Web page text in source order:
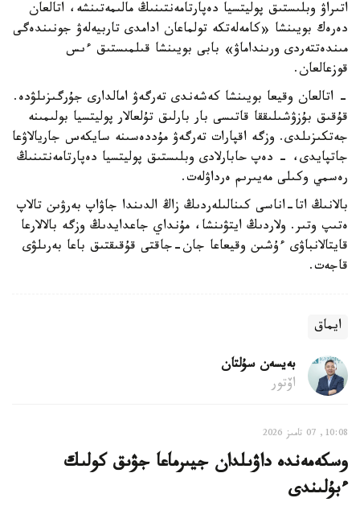
اتىراۋ وبلىستىق پوليتسيا دەپارتامەنتىنىڭ مالىمەتىنشە، اتالعان
دەرەك بويىنشا «كامەلەتكە تولماعان ادامدى تاربيەلەۋ جونىندەگى
مىندەتتەردى ورىنداماۋ» بابى بويىنشا قىلمىستىق ءىس
قوزعالعان.
- اتالعان وقيعا بويىنشا كەشەندى تەرگەۋ امالدارى جۇرگىزىلۋدە.
قۇقىق بۇزۋشىلىققا قاتىسى بار بارلىق تۇلعالار پوليتسيا بولىمىنە
جەتكىزىلدى. وزگە اقپارات تەرگەۋ مۇددەسىنە سايكەس جاريالاۋعا
جاتپايدى، - دەپ حابارلادى وبلىستىق پوليتسيا دەپارتامەنتىنىڭ
رەسمي وكىلى مەيىرىم ەرداۋلەت.
بالانىڭ اتا-اناسى كىنالىلەردىڭ زاڭ الدىندا جاۋاپ بەرۋىن تالاپ
ەتىپ وتىر. ولاردىڭ ايتۋىنشا، مۇنداي جاعدايدىڭ وزگە بالالارعا
قايتالانباۋى ءۇشىن وقيعاعا جان-جاقتى قۇقىقتىق باعا بەرىلۋى
قاجەت.
ايماق
بەيسەن سۇلتان
اۆتور
10:08, 07 تامىز 2026
وسكەمەندە داۋىلدان جيىرماعا جۋىق كولىك
ءبۇلىندى